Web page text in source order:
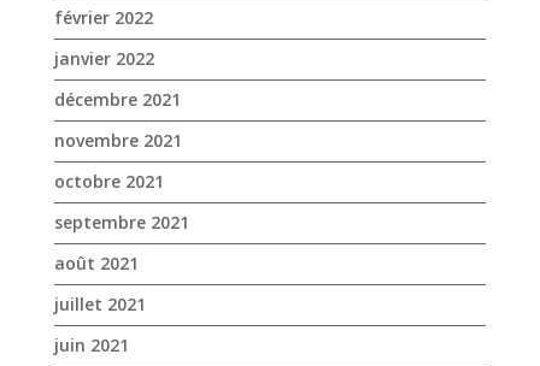
septembre 2021
août 2021
juillet 2021
juin 2021
mai 2021
avril 2021
mars 2021
février 2021
janvier 2021